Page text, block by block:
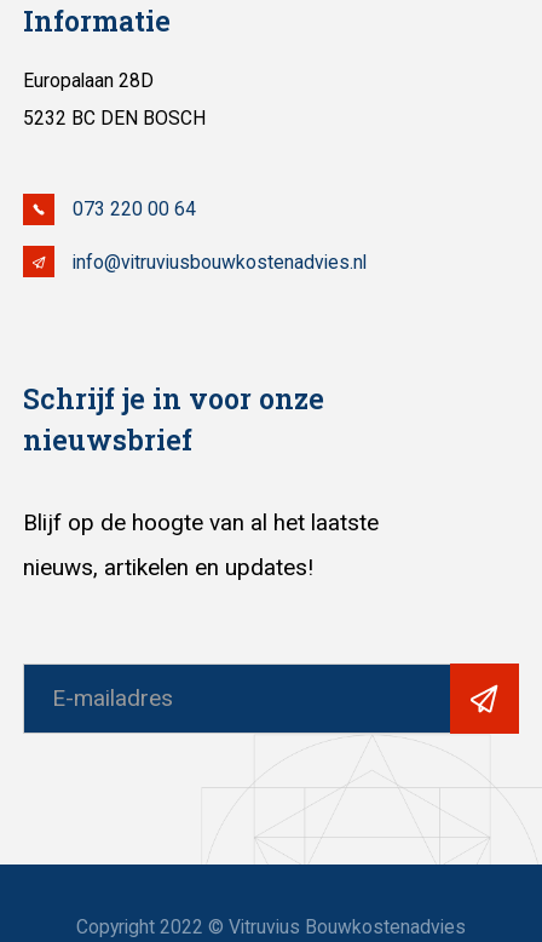
Informatie
Europalaan 28D
5232 BC DEN BOSCH
073 220 00 64
info@vitruviusbouwkostenadvies.nl
Schrijf je in voor onze
nieuwsbrief
Blijf op de hoogte van al het laatste
nieuws, artikelen en updates!
Copyright 2022 © Vitruvius Bouwkostenadvies